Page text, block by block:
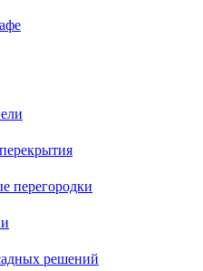
перегородки
решений